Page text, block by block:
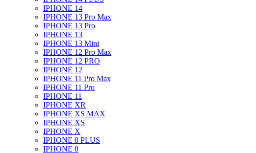
IPHONE 14
IPHONE 13 Pro Max
IPHONE 13 Pro
IPHONE 13
IPHONE 13 Mini
IPHONE 12 Pro Max
IPHONE 12 PRO
IPHONE 12
IPHONE 11 Pro Max
IPHONE 11 Pro
IPHONE 11
IPHONE XR
IPHONE XS MAX
IPHONE XS
IPHONE X
IPHONE 8 PLUS
IPHONE 8